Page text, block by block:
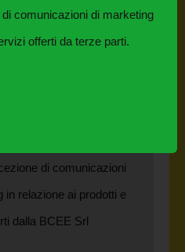
è in ottemperanza al
Protezione Dati UE
di comunicazioni
in relazione ai prodotti e
dalla BCEE Srl
comunicazioni di marketing
offerti da terze parti.